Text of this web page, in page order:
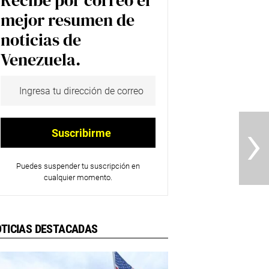
mejor resumen de
noticias de
Venezuela.
Puedes suspender tu suscripción en
cualquier momento.
DESTACADAS
›